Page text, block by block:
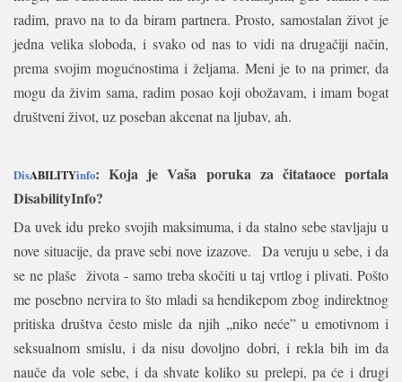
radim, pravo na to da biram partnera. Prosto, samostalan život je
jedna velika sloboda, i svako od nas to vidi na drugačiji način,
prema svojim mogućnostima i željama. Meni je to na primer, da
mogu da živim sama, radim posao koji obožavam, i imam bogat
društveni život, uz poseban akcenat na ljubav, ah.
DisABILITYinfo: Koja je Vaša poruka za čitataoce portala
DisabilityInfo?
Da uvek idu preko svojih maksimuma, i da stalno sebe stavljaju u
nove situacije, da prave sebi nove izazove.
Da veruju u sebe, i da
se ne plaše života - samo treba skočiti u taj vrtlog i plivati. Pošto
me posebno nervira to što mladi sa hendikepom zbog indirektnog
pritiska društva često misle da njih „niko neće” u emotivnom i
seksualnom smislu, i da nisu dovoljno dobri, i rekla bih im da
nauče da vole sebe, i da shvate koliko su prelepi, pa će i drugi